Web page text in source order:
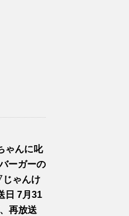
ゃんに叱
ーガーの
ゃんけ
日 7月31
再放送